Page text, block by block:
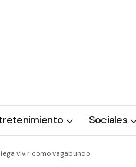
Sociales
vivir como vagabundo